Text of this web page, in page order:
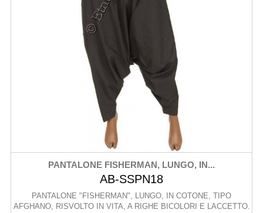
PANTALONE FISHERMAN, LUNGO, IN...
AB-SSPN18
PANTALONE "FISHERMAN", LUNGO, IN COTONE, TIPO
AFGHANO, RISVOLTO IN VITA, A RIGHE BICOLORI E LACCETTO.